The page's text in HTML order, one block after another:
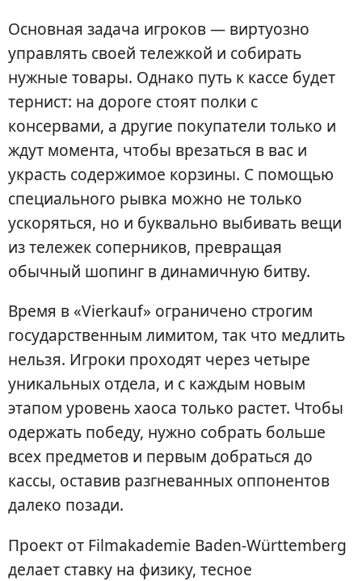
Основная задача игроков — виртуозно
управлять своей тележкой и собирать
нужные товары. Однако путь к кассе будет
тернист: на дороге стоят полки с
консервами, а другие покупатели только и
ждут момента, чтобы врезаться в вас и
украсть содержимое корзины. С помощью
специального рывка можно не только
ускоряться, но и буквально выбивать вещи
из тележек соперников, превращая
обычный шопинг в динамичную битву.
Время в «Vierkauf» ограничено строгим
государственным лимитом, так что медлить
нельзя. Игроки проходят через четыре
уникальных отдела, и с каждым новым
этапом уровень хаоса только растет. Чтобы
одержать победу, нужно собрать больше
всех предметов и первым добраться до
кассы, оставив разгневанных оппонентов
далеко позади.
Проект от Filmakademie Baden-Württemberg
делает ставку на физику, тесное